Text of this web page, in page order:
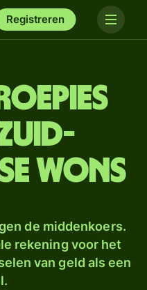
Registreren
wons
de middenkoers.
rekening voor het
van geld als een